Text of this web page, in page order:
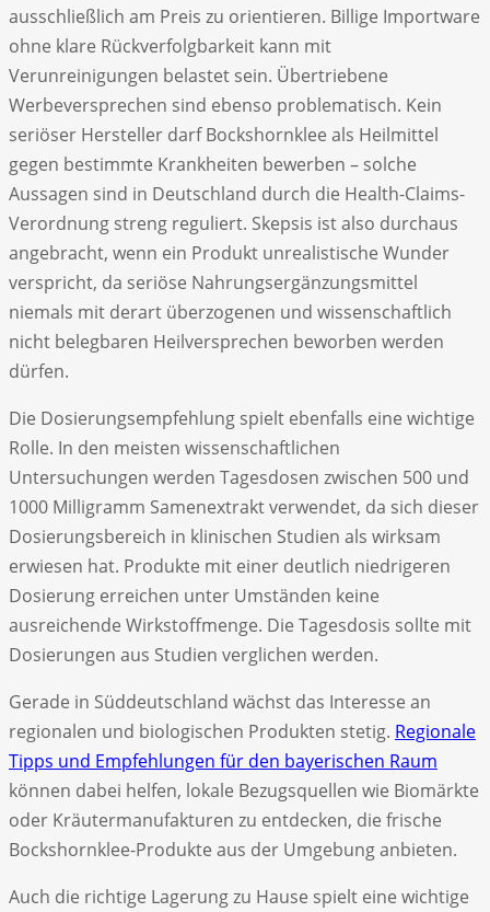
ausschließlich am Preis zu orientieren. Billige Importware
ohne klare Rückverfolgbarkeit kann mit
Verunreinigungen belastet sein. Übertriebene
Werbeversprechen sind ebenso problematisch. Kein
seriöser Hersteller darf Bockshornklee als Heilmittel
gegen bestimmte Krankheiten bewerben – solche
Aussagen sind in Deutschland durch die Health-Claims-
Verordnung streng reguliert. Skepsis ist also durchaus
angebracht, wenn ein Produkt unrealistische Wunder
verspricht, da seriöse Nahrungsergänzungsmittel
niemals mit derart überzogenen und wissenschaftlich
nicht belegbaren Heilversprechen beworben werden
dürfen.
Die Dosierungsempfehlung spielt ebenfalls eine wichtige
Rolle. In den meisten wissenschaftlichen
Untersuchungen werden Tagesdosen zwischen 500 und
1000 Milligramm Samenextrakt verwendet, da sich dieser
Dosierungsbereich in klinischen Studien als wirksam
erwiesen hat. Produkte mit einer deutlich niedrigeren
Dosierung erreichen unter Umständen keine
ausreichende Wirkstoffmenge. Die Tagesdosis sollte mit
Dosierungen aus Studien verglichen werden.
Gerade in Süddeutschland wächst das Interesse an
regionalen und biologischen Produkten stetig. Regionale
Tipps und Empfehlungen für den bayerischen Raum
können dabei helfen, lokale Bezugsquellen wie Biomärkte
oder Kräutermanufakturen zu entdecken, die frische
Bockshornklee-Produkte aus der Umgebung anbieten.
Auch die richtige Lagerung zu Hause spielt eine wichtige